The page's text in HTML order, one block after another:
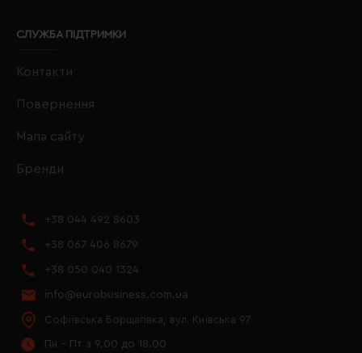
СЛУЖБА ПІДТРИМКИ
Контакти
Повернення
Мапа сайту
Бренди
+38 044 492 8603
+38 067 406 8679
+38 050 040 1324
info@eurobusiness.com.ua
Софіївська Борщагівка, вул. Київська 97
Пн - Пт з 9.00 до 18.00